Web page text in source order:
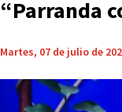
“Parranda
Martes, 07 de julio de